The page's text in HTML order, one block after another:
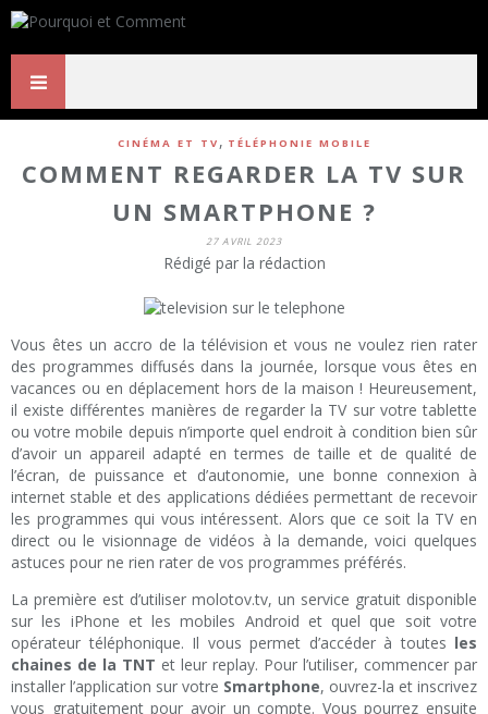
CINÉMA ET TV , TÉLÉPHONIE MOBILE
COMMENT REGARDER LA TV SUR
UN SMARTPHONE ?
27 AVRIL 2023
Rédigé par la rédaction
Vous êtes un accro de la télévision et vous ne voulez rien rater
des programmes diffusés dans la journée, lorsque vous êtes en
vacances ou en déplacement hors de la maison ! Heureusement,
il existe différentes manières de regarder la TV sur votre tablette
ou votre mobile depuis n’importe quel endroit à condition bien sûr
d’avoir un appareil adapté en termes de taille et de qualité de
l’écran, de puissance et d’autonomie, une bonne connexion à
internet stable et des applications dédiées permettant de recevoir
les programmes qui vous intéressent. Alors que ce soit la TV en
direct ou le visionnage de vidéos à la demande, voici quelques
astuces pour ne rien rater de vos programmes préférés.
La première est d’utiliser molotov.tv, un service gratuit disponible
sur les iPhone et les mobiles Android et quel que soit votre
opérateur téléphonique. Il vous permet d’accéder à toutes les
chaines de la TNT et leur replay. Pour l’utiliser, commencer par
installer l’application sur votre Smartphone, ouvrez-la et inscrivez
vous gratuitement pour avoir un compte. Vous pourrez ensuite